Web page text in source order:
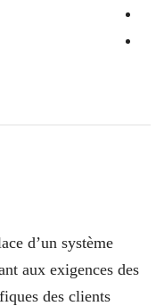
d’un système
aux exigences des
des clients: